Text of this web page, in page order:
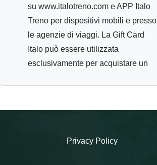
su www.italotreno.com e APP Italo
Treno per dispositivi mobili e presso
le agenzie di viaggi. La Gift Card
Italo può essere utilizzata
esclusivamente per acquistare un
Privacy Policy